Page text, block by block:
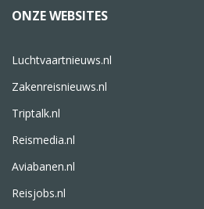
ONZE WEBSITES
Luchtvaartnieuws.nl
Zakenreisnieuws.nl
Triptalk.nl
Reismedia.nl
Aviabanen.nl
Reisjobs.nl